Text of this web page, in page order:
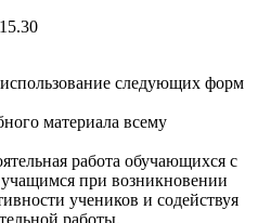
следующих форм
материала всему
работа обучающихся с
при возникновении
учеников и содействуя
работы.